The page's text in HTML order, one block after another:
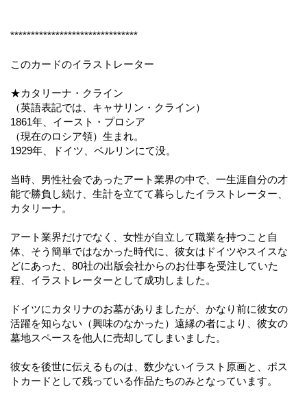
*******************************
このカードのイラストレーター
★カタリーナ・クライン
（英語表記では、キャサリン・クライン）
1861年、イースト・プロシア
（現在のロシア領）生まれ。
1929年、ドイツ、ベルリンにて没。
当時、男性社会であったアート業界の中で、一生涯自分の才
能で勝負し続け、生計を立てて暮らしたイラストレーター、
カタリーナ。
アート業界だけでなく、女性が自立して職業を持つこと自
体、そう簡単ではなかった時代に、彼女はドイツやスイスな
どにあった、80社の出版会社からのお仕事を受注していた
程、イラストレーターとして成功しました。
ドイツにカタリナのお墓がありましたが、かなり前に彼女の
活躍を知らない（興味のなかった）遠縁の者により、彼女の
墓地スペースを他人に売却してしまいました。
彼女を後世に伝えるものは、数少ないイラスト原画と、ポス
トカードとして残っている作品たちのみとなっています。